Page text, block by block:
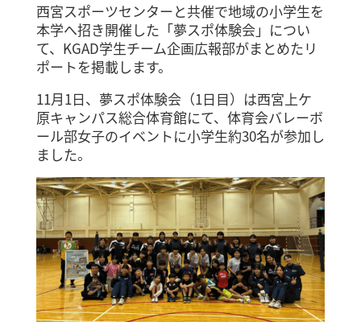
西宮スポーツセンターと共催で地域の小学生を
本学へ招き開催した「夢スポ体験会」につい
て、KGAD学生チーム企画広報部がまとめたリ
ポートを掲載します。
11月1日、夢スポ体験会（1日目）は西宮上ケ
原キャンパス総合体育館にて、体育会バレーボ
ール部女子のイベントに小学生約30名が参加し
ました。